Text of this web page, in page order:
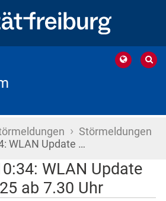
› Störmeldungen
WLAN Update …
WLAN Update
ab 7.30 Uhr